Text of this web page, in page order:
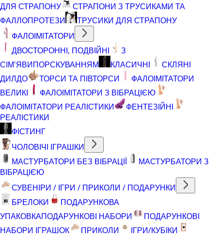
ДЛЯ СТРАПОНУ
СТРАПОНИ З ТРУСИКАМИ ТА
ФАЛЛОПРОТЕЗИ
ТРУСИКИ ДЛЯ СТРАПОНУ
ФАЛОІМІТАТОРИ
ДВОСТОРОННІ, ПОДВІЙНІ
З
СІМ'ЯВИПОРСКУВАННЯМ
КЛАСИЧНІ
СКЛЯНІ
ДИЛДО
ТОРСИ ТА ПІВТОРСИ
ФАЛОІМІТАТОРИ
ВЕЛИКІ
ФАЛОІМІТАТОРИ З ВІБРАЦІЄЮ
ФАЛОІМІТАТОРИ РЕАЛІСТИКИ
ФЕНТЕЗІЙНІ
РЕАЛІСТИКИ
ФІСТИНГ
ЧОЛОВІЧІ ІГРАШКИ
МАСТУРБАТОРИ БЕЗ ВІБРАЦІЇ
МАСТУРБАТОРИ З
ВІБРАЦІЄЮ
СУВЕНІРИ / ІГРИ / ПРИКОЛИ / ПОДАРУНКИ
БРЕЛОКИ
ПОДАРУНКОВА
УПАКОВКАПОДАРУНКОВІ НАБОРИ
ПОДАРУНКОВІ
НАБОРИ ІГРАШОК
ПРИКОЛИ
ІГРИ/КУБІКИ